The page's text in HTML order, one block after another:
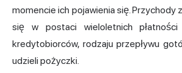
momencie ich pojawienia się. Przychody
się w postaci wieloletnich płatności
kredytobiorców, rodzaju przepływu
udzieli pożyczki.